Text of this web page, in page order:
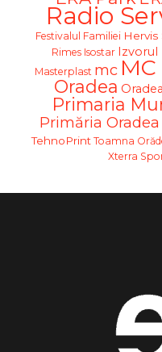
Radio
Festivalul Familiei Hervis
Rimes Isostar Izvorul
Masterplast mc
Oradea
Primaria
Primăria Oradea
TehnoPrint Toamna
Xterra